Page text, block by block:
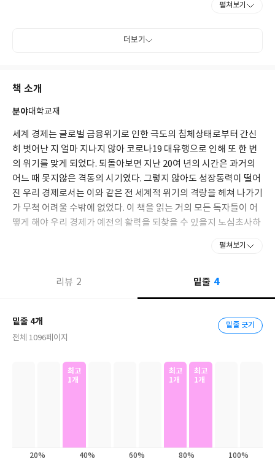
부』, 『쿠오바디스 한국경제』, 『미국의 신자유주의 실험』
인간의 경제학』, 『이준구 교수의 열린경제학』 등 여러 권의 책
펼쳐보기
더보기
책 소개
분야대학교재
세계 경제는 글로벌 금융위기로 인한 극도의 침체상태로부터 간신
히 벗어난 지 얼마 지나지 않아 코로나19 대유행으로 인해 또 한 번
의 위기를 맞게 되었다. 되돌아보면 지난 20여 년의 시간은 과거의
어느 때 못지않은 격동의 시기였다. 그렇지 않아도 성장동력이 떨어
진 우리 경제로서는 이와 같은 전 세계적 위기의 격랑을 헤쳐 나가기
가 무척 어려울 수밖에 없었다. 이 책을 읽는 거의 모든 독자들이 어
떻게 해야 우리 경제가 예전의 활력을 되찾을 수 있을지 노심초사하
것이 이번 개정작업의 주안점이었다. 이론과 데이터를 모두 충실하
게 업데이트 함으로써 독자들로 하여금 최근에 일어난 일까지도 소
펼쳐보기
리뷰 2 밑줄 4
밑줄 4개
전체 1096페이지
밑줄 긋기
최고
1개
최고
1개
최고
1개
20% 40% 60% 80% 100%